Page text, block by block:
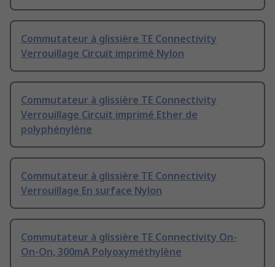
Commutateur à glissière TE Connectivity
Verrouillage Circuit imprimé Nylon
Commutateur à glissière TE Connectivity
Verrouillage Circuit imprimé Ether de
polyphénylène
Commutateur à glissière TE Connectivity
Verrouillage En surface Nylon
Commutateur à glissière TE Connectivity On-
On-On, 300mA Polyoxyméthylène